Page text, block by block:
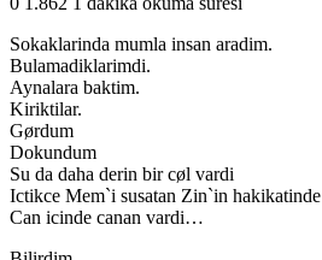
Sokaklarinda mumla insan aradim.
Bulamadiklarimdi.
Aynalara baktim.
Kiriktilar.
Gørdum
Dokundum
Su da daha derin bir cøl vardi
Ictikce Mem`i susatan Zin`in hakikatinde
Can icinde canan vardi…